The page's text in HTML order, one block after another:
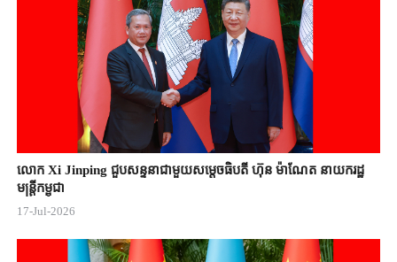
លោក Xi Jinping ជួបសន្ទនាជាមួយសម្តេចធិបតី ហ៊ុន ម៉ាណែត នាយករដ្ឋ
មន្ត្រីកម្ពុជា
17-Jul-2026